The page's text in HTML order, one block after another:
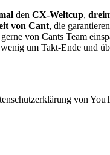
den CX-Weltcup,
von Cant, die
von Cants Team
um Takt-Ende und
von